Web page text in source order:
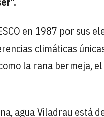
en 1987 por sus
climáticas
la rana bermeja,
agua Viladrau está